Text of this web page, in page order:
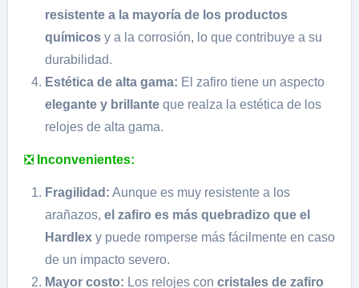
resistente a la mayoría de los productos
químicosy a la corrosión, lo que contribuye a su
durabilidad.
Estética de alta gama: El zafiro tiene un aspecto
elegante y brillanteque realza la estética de los
relojes de alta gama.
❎ Inconvenientes:
Fragilidad: Aunque es muy resistente a los
arañazos, el zafiro es más quebradizo que el
Hardlexy puede romperse más fácilmente en caso
de un impacto severo.
Mayor costo: Los relojes con cristales de zafiro